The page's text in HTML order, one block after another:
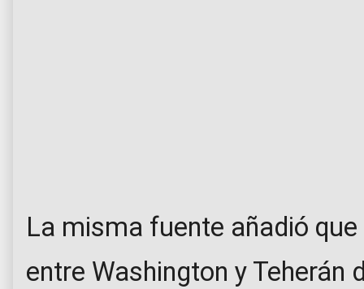
La misma fuente añadió
entre Washington y Teherán